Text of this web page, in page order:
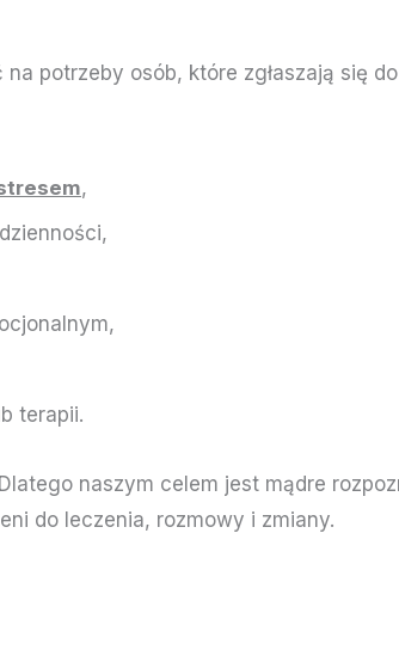
potrzeby osób, które zgłaszają się do
,
terapii.
naszym celem jest mądre
do leczenia, rozmowy i zmiany.